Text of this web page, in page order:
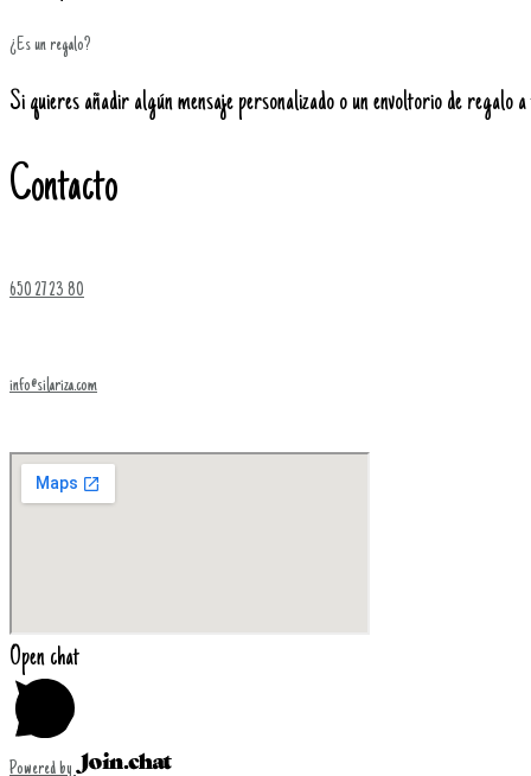
¿Es un regalo?
Si quieres añadir algún mensaje personalizado o un envoltorio de regalo
Contacto
650 27 23 80
info@silariza.com
Open chat
Powered by